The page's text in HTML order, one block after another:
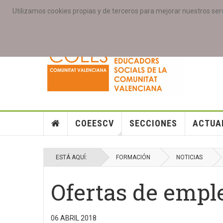
Utilizamos cookies propias y de terceros para mejorar nuestros
PORTADA ACCESO COLEGIAD@S GALERIAS
COEESCV SECCIONES
ESTÁ AQUÍ: FORMACIÓN NOTICIAS
Ofertas de
06 ABRIL 2018